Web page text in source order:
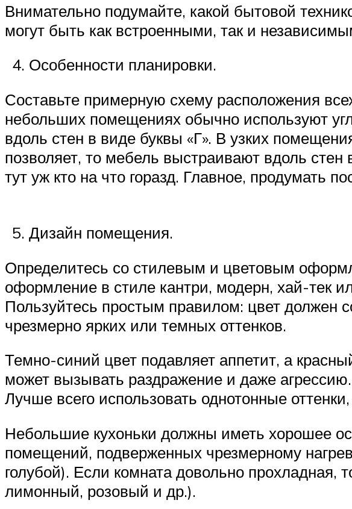
Внимательно подумайте, какой бытовой
могут быть как встроенными, так и
Особенности планировки.
Составьте примерную схему расположения
небольших помещениях обычно используют
вдоль стен в виде буквы «Г». В узких
позволяет, то мебель выстраивают вдоль
тут уж кто на что горазд. Главное, продумать
Дизайн помещения.
Определитесь со стилевым и цветовым
оформление в стиле кантри, модерн, хай-тек
Пользуйтесь простым правилом: цвет должен
чрезмерно ярких или темных оттенков.
Темно-синий цвет подавляет аппетит, а
может вызывать раздражение и даже
Лучше всего использовать однотонные
Небольшие кухоньки должны иметь хорошее
помещений, подверженных чрезмерному
голубой). Если комната довольно прохладная,
лимонный, розовый и др.).